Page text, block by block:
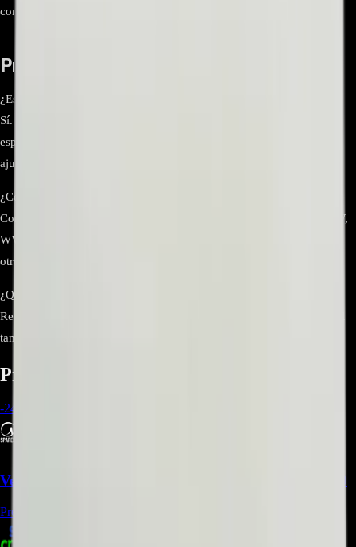
constante
Preguntas frecuentes
¿Es esta manguera original LG?
Sí. El MAR62542002 es una pieza original (OEM) de LG, diseñada
específicamente para lavadoras de carga frontal y garantizando un
ajuste y funcionamiento precisos.
¿Con qué modelos LG es compatible?
Compatible con múltiples modelos como WV5-1275W, WV5-1408W,
WV9-1409W, WV9-1412W, WVC5-1409W, WVC9-1410W, entre
otros. Verifica en manual o etiqueta del equipo para confirmar.
¿Qué mejoras aporta el reemplazo?
Restituye el flujo correcto de detergente desde el dispensador hasta el
tambor, previene fugas, bloqueos y mejora la efectividad del lavado.
Productos relacionados
-24
Ventilador Axial Midea 12100105000084 - REP-1449
Precio Regular: